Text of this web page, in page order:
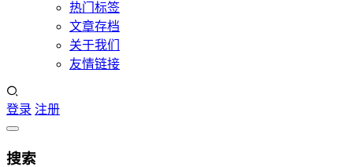
热门标签
文章存档
关于我们
友情链接
登录 注册
搜索